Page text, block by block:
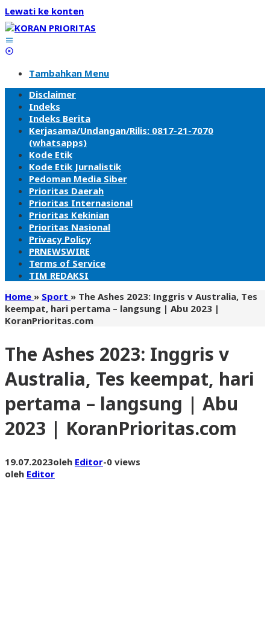
Lewati ke konten
Tambahkan Menu
Disclaimer
Indeks
Indeks Berita
Kerjasama/Undangan/Rilis: 0817-21-7070
(whatsapps)
Kode Etik
Kode Etik Jurnalistik
Pedoman Media Siber
Prioritas Daerah
Prioritas Internasional
Prioritas Kekinian
Prioritas Nasional
Privacy Policy
PRNEWSWIRE
Terms of Service
TIM REDAKSI
Home » Sport » The Ashes 2023: Inggris v Australia, Tes
keempat, hari pertama – langsung | Abu 2023 |
KoranPrioritas.com
The Ashes 2023: Inggris v
Australia, Tes keempat, hari
pertama – langsung | Abu
2023 | KoranPrioritas.com
19.07.2023oleh Editor-0 views
oleh Editor